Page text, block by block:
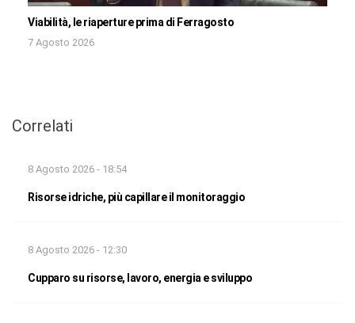
Viabilità, le riaperture prima di Ferragosto
7 Agosto 2026
Correlati
8 Agosto 2026 - 18:54
Risorse idriche, più capillare il monitoraggio
8 Agosto 2026 - 12:30
Cupparo su risorse, lavoro, energia e sviluppo